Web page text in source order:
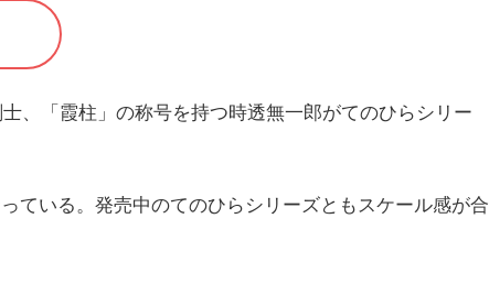
、「霞柱」の称号を持つ時透無一郎がてのひらシリー
ている。発売中のてのひらシリーズともスケール感が合